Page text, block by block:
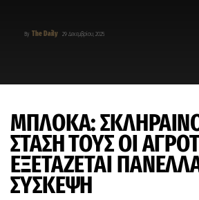
By The Daily 29 Δεκεμβρίου, 2025
ΜΠΛΟΚΑ:
ΣΤΑΣΗ ΤΟΥΣ ΟΙ
ΕΞΕΤΑΖΕΤΑΙ
ΣΥΣΚΕΨΗ